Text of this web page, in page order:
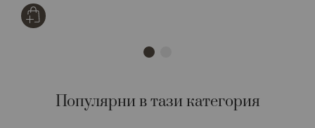
Популярни в тази категория